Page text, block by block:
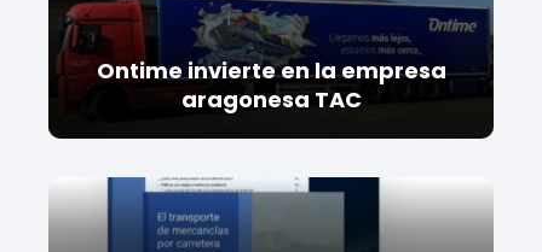
Ontime invierte en la empresa
aragonesa TAC